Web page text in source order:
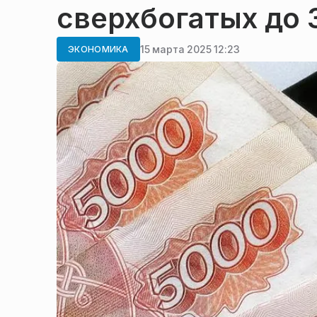
сверхбогатых до
ЭКОНОМИКА 15 марта 2025 12:23